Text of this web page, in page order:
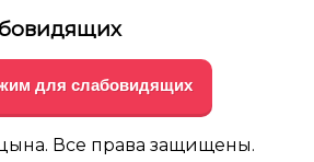
для слабовидящих
Все права защищены.